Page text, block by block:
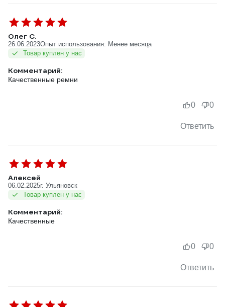
Олег С.
26.06.2023Опыт использования: Менее месяца
Товар куплен у нас
Комментарий:
Ответить
0 0
Алексей
06.02.2025г. Ульяновск
Товар куплен у нас
Комментарий:
Качественные
Ответить
0 0